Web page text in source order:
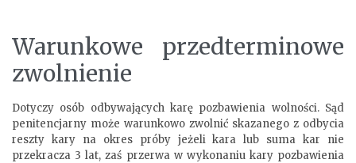
Warunkowe przedterminowe
zwolnienie
Dotyczy osób odbywających karę pozbawienia wolności. Sąd
penitencjarny może warunkowo zwolnić skazanego z odbycia
reszty kary na okres próby jeżeli kara lub suma kar nie
przekracza 3 lat, zaś przerwa w wykonaniu kary pozbawienia